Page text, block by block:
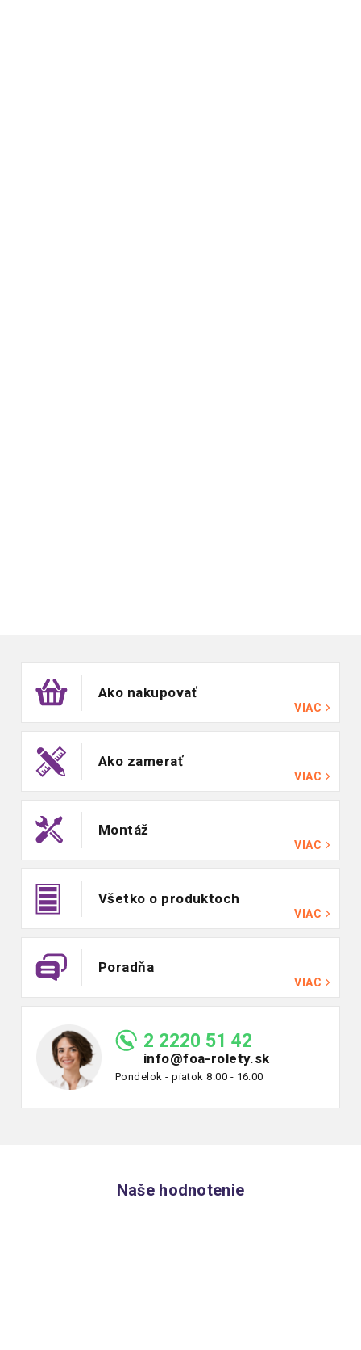
Ako nakupovať
VIAC
Ako zamerať
VIAC
Montáž
VIAC
Všetko o produktoch
VIAC
Poradňa
VIAC
2 2220 51 42
info@foa-rolety.sk
Pondelok - piatok 8:00 - 16:00
Naše hodnotenie